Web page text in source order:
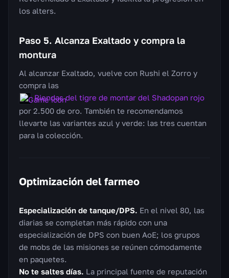
los alters.
Paso 5. Alcanza Exaltado y compra la
montura
Al alcanzar Exaltado, vuelve con Rushi el Zorro y
compra las
Riendas del tigre de montar del Shadopan rojo
por 2.500 de oro. También te recomendamos
llevarte las variantes azul y verde: las tres cuentan
para la colección.
Optimización del farmeo
Especialización de tanque/DPS. En el nivel 80, las
diarias se completan más rápido con una
especialización de DPS con buen AoE; los grupos
de mobs de las misiones se reúnen cómodamente
en paquetes.
No te saltes días. La principal fuente de reputación